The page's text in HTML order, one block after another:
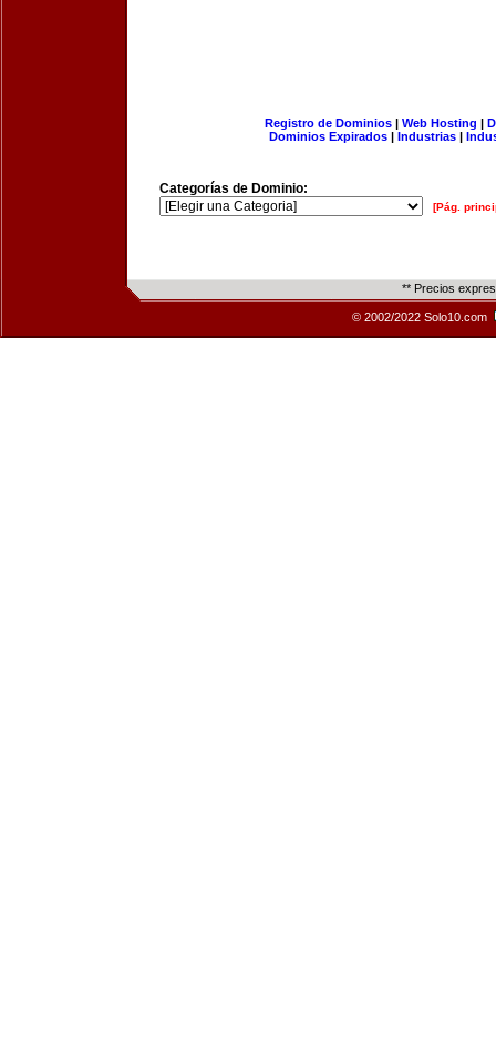
Registro de Dominios| Web Hosting |
Dominios Expirados | Industrias |
Categorías de Dominio:
[Pág.
** Precios
© 2002/2022 Solo10.com